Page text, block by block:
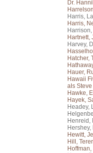
Dr.
Harris,
Harris,
Hartnett,
Harvey,
Hatcher,
Hauer,
Hawaii
als
Hawke,
Hayek,
Headey,
Henreid,
Hewitt,
Hill,